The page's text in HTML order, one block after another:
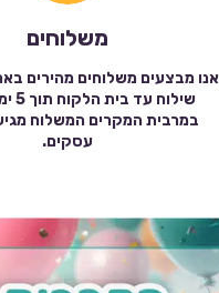
משלוחים
אנו מבצעים משלוחים מהירים
עסקים.